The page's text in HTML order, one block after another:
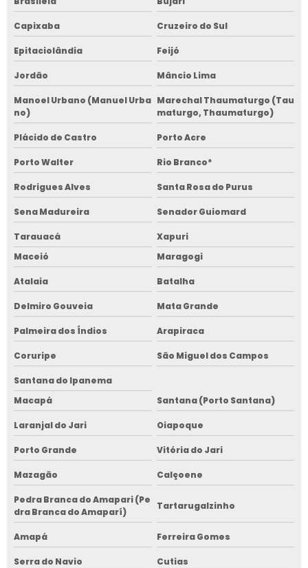
Capixaba Cruzeiro do Sul
Epitaciolândia Feijó
Jordão Mâncio Lima
Manoel Urbano (Manuel Urba
no)
Marechal Thaumaturgo (Tau
maturgo, Thaumaturgo)
Plácido de Castro Porto Acre
Porto Walter Rio Branco*
Rodrigues Alves Santa Rosa do Purus
Sena Madureira Senador Guiomard
Tarauacá
Xapuri
Maceió
Maragogi
Atalaia Batalha
Delmiro Gouveia Mata Grande
Palmeira dos Índios Arapiraca
Coruripe São Miguel dos Campos
Santana do Ipanema
Macapá
Santana (Porto Santana)
Laranjal do Jari Oiapoque
Porto Grande Vitória do Jari
Mazagão Calçoene
Pedra Branca do Amapari (Pe
dra Branca do Amaparí)
Tartarugalzinho
Amapá Ferreira Gomes
Serra do Navio Cutias